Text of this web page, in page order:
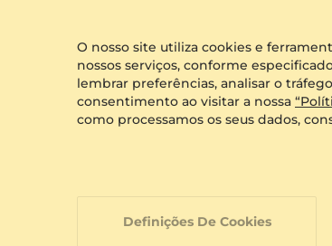
O nosso site utiliza cookies e
nossos serviços, conforme
lembrar preferências, analisar o
consentimento ao visitar a nossa
como processamos os seus dados,
Definições De Cookies